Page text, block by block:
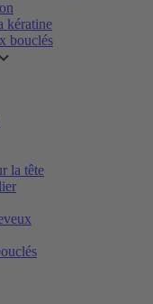
kératine
bouclés
la tête